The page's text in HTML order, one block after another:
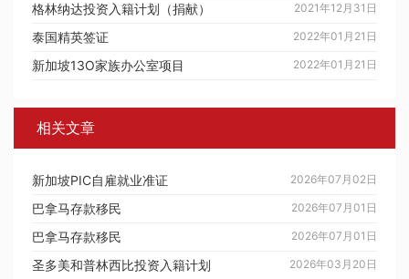
2021年12月31日
格林纳达投资入籍计划（捐献）
2022年01月21日
泰国精英签证
2022年01月21日
新加坡13O家族办公室项目
相关文章
2026年07月02日
新加坡PIC自雇就业准证
2026年07月01日
巴拿马存款移民
2026年07月01日
巴拿马存款移民
2026年03月20日
圣多美和普林西比投资入籍计划